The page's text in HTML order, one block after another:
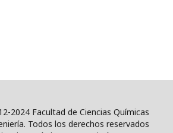
2024 Facultad de Ciencias Químicas
Todos los derechos reservados